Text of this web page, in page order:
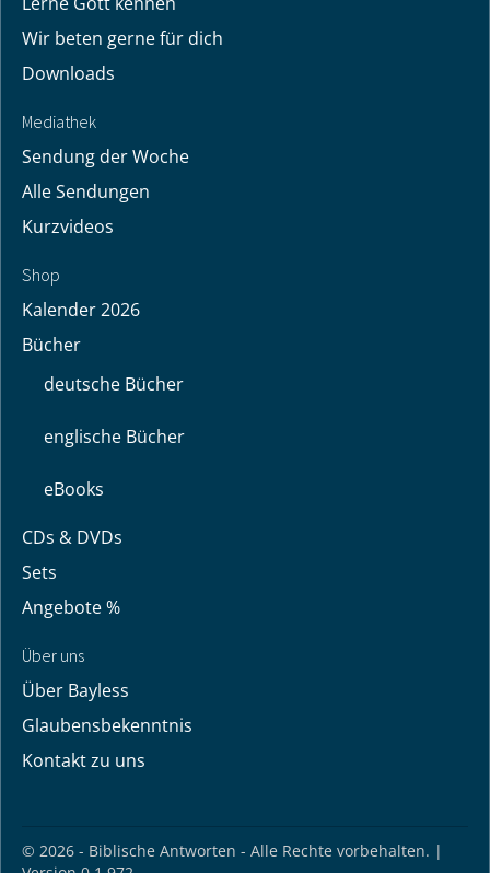
Wir beten gerne für dich
Downloads
Mediathek
Sendung der Woche
Alle Sendungen
Kurzvideos
Shop
Kalender 2026
Bücher
deutsche Bücher
englische Bücher
eBooks
CDs & DVDs
Sets
Angebote %
Über uns
Über Bayless
Glaubensbekenntnis
Kontakt zu uns
© 2026 - Biblische Antworten - Alle Rechte vorbehalten. |